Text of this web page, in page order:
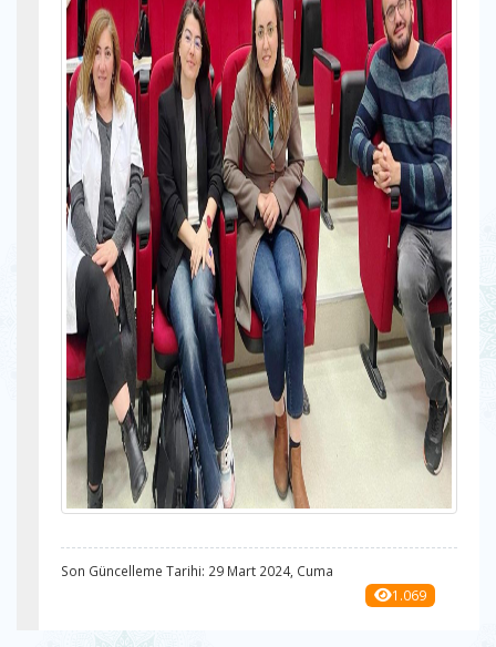
Son Güncelleme Tarihi: 29 Mart 2024, Cuma
1.069